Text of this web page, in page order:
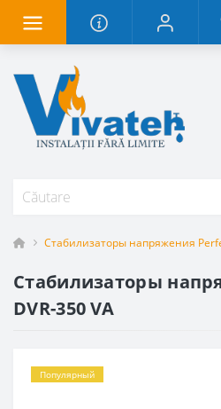
Стабилизаторы напряжения
Стабилизаторы
DVR-350 VA
Популярный